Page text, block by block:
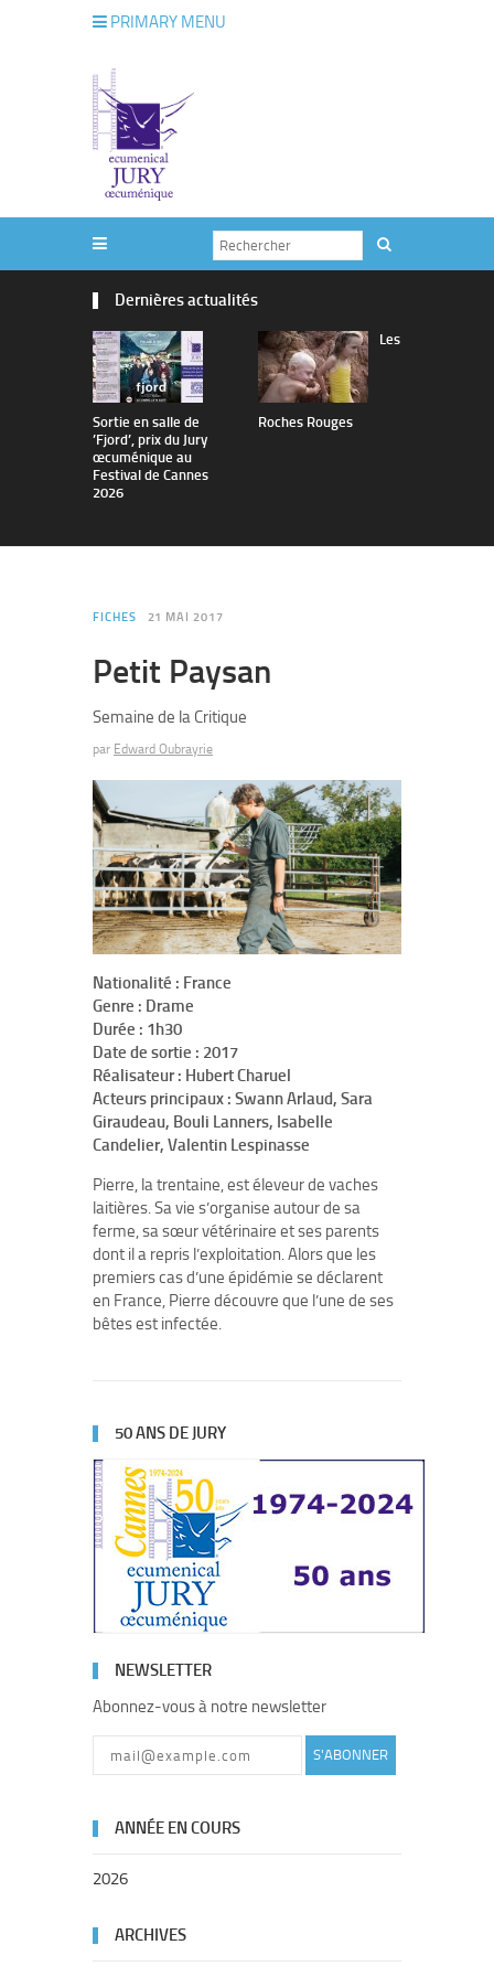
PRIMARY MENU
Dernières actualités
Sortie en salle de
’Fjord’, prix du Jury
œcuménique au
Festival de Cannes
2026
Les
Roches Rouges
FICHES 21 MAI 2017
Petit Paysan
Semaine de la Critique
par Edward Oubrayrie
Nationalité : France
Genre : Drame
Durée : 1h30
Date de sortie : 2017
Réalisateur : Hubert Charuel
Acteurs principaux : Swann Arlaud, Sara
Giraudeau, Bouli Lanners, Isabelle
Candelier, Valentin Lespinasse
Pierre, la trentaine, est éleveur de vaches
laitières. Sa vie s’organise autour de sa
ferme, sa sœur vétérinaire et ses parents
dont il a repris l’exploitation. Alors que les
premiers cas d’une épidémie se déclarent
en France, Pierre découvre que l’une de ses
bêtes est infectée.
50 ANS DE JURY
NEWSLETTER
Abonnez-vous à notre newsletter
S'ABONNER
ANNÉE EN COURS
2026
ARCHIVES